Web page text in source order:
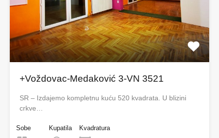
+Voždovac-Medaković 3-VN 3521
SR – Izdajemo kompletnu kuću 520 kvadrata. U blizini
crkve…
Sobe
Kupatila
Kvadratura